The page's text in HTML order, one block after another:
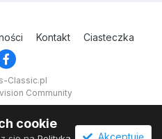
Kontakt Ciasteczka
Classic.pl
Community
cookie
Akceptuję